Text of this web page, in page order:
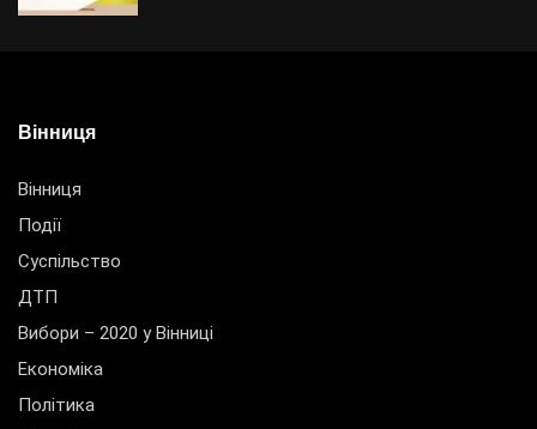
Вінниця
Вінниця
Події
Суспільство
ДТП
Вибори – 2020 у Вінниці
Економіка
Політика